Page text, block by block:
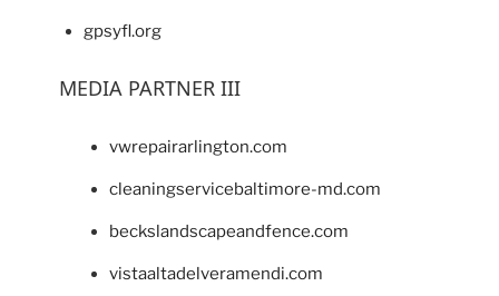
gpsyfl.org
MEDIA PARTNER III
vwrepairarlington.com
cleaningservicebaltimore-md.com
beckslandscapeandfence.com
vistaaltadelveramendi.com